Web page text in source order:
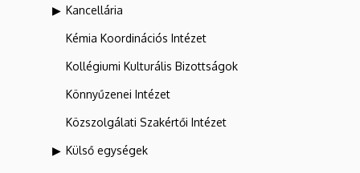
Kancellária
Kémia Koordinációs Intézet
Kollégiumi Kulturális Bizottságok
Könnyűzenei Intézet
Közszolgálati Szakértői Intézet
Külső egységek